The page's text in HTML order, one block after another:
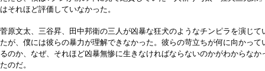
はそれほど評価していなかった。
菅原文太、三谷昇、田中邦衛の三人が凶暴な狂犬のようなチンピラを演じて
たが、僕には彼らの暴力が理解できなかった。彼らの苛立ちが何に向かって
るのか、なぜ、それほど凶暴無惨に生きなければならないのかがわからなか
たのだ。